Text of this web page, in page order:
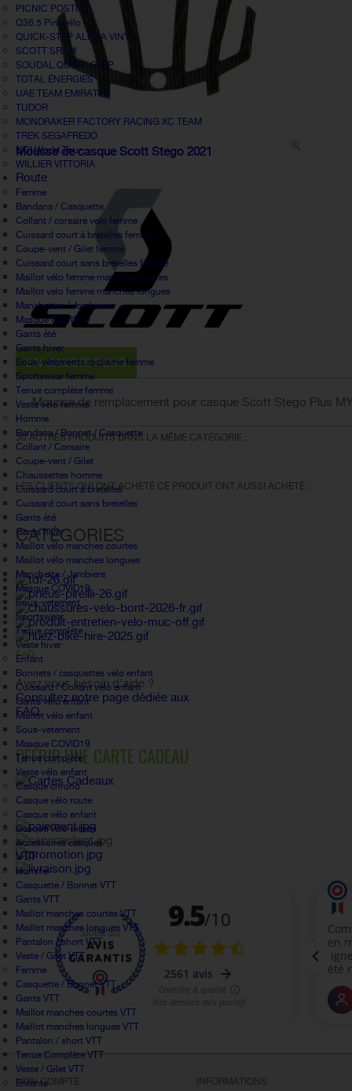
PICNIC POSTNL
Q36.5 Pinarello
QUICK-STEP ALPHA VINYL
SCOTT SRAM
SOUDAL QUICK-STEP
TOTAL ÉNERGIES
UAE TEAM EMIRATES
TUDOR
MONDRAKER FACTORY RACING XC TEAM
TREK SEGAFREDO
UCI World Tour
WILLIER VITTORIA
Route
Femme
Bandana / Casquette
Collant / corsaire velo femme
Cuissard court à bretelles femme
Coupe-vent / Gilet femme
Cuissard court sans bretelles femme
Maillot vélo femme manches courtes
Maillot velo femme manches longues
Manchettes / Jambieres
Masque COVID19
Gants été
Gants hiver
Sous-vêtements cyclisme femme
Sportswear femme
Tenue complète femme
Veste vélo femme
Homme
Bandana / Bonnet / Casquette
Collant / Corsaire
Coupe-vent / Gilet
Chaussettes homme
Cuissard court à bretelles
Cuissard court sans bretelles
Gants été
Gants hiver
Maillot vélo manches courtes
Maillot vélo manches longues
Manchette / Jambiere
Masque COVID19
Sous-vetement
Sportswear
Tenue complète
Veste hiver
Enfant
Bonnets / casquettes velo enfant
Cuissard / Collant vélo enfant
Gants vélo enfant
Maillot vélo enfant
Sous-vetement
Masque COVID19
Tenue complète
Veste vélo enfant
Casque chrono
Casque vélo route
Casque vélo enfant
Casque vélo urbain
Accessoires casques
VTT
Homme
Casquette / Bonnet VTT
Gants VTT
Maillot manches courtes VTT
Maillot manches longues VTT
Pantalon / short VTT
Veste / Gilet VTT
Femme
Casquette / Bonnet VTT
Gants VTT
Maillot manches courtes VTT
Maillot manches longues VTT
Pantalon / short VTT
Tenue Complète VTT
Veste / Gilet VTT
Enfants
Mousse de casque Scott Stego 2021
EN SAVOIR PLUS
Mousse de remplacement pour casque Scott Stego Plus
30 AUTRES PRODUITS DANS LA MÊME CATÉGORIE :
LES CLIENTS QUI ONT ACHETÉ CE PRODUIT ONT AUSSI ACHETÉ :
CATÉGORIES
FAQ
Avez vous besoin d'aide ?
Consultez notre page dédiée aux
FAQ.
OFFRIR UNE CARTE CADEAU
MON COMPTE INFORMATIONS